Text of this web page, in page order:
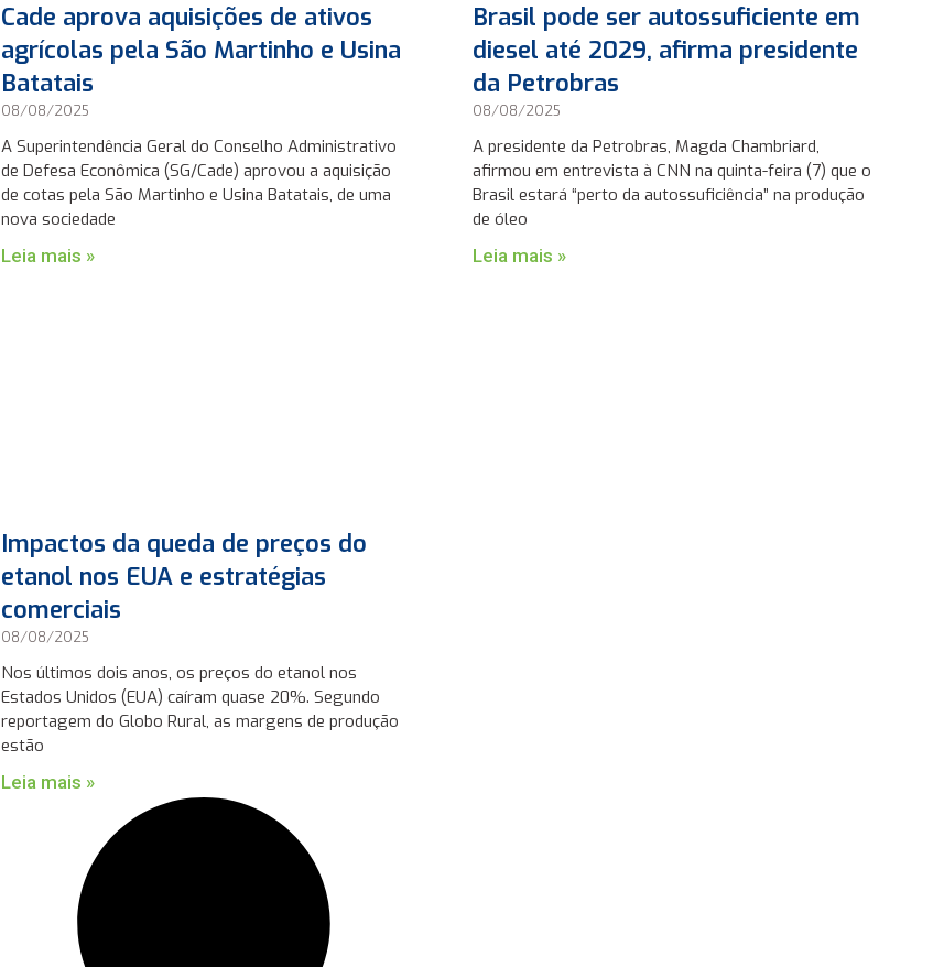
Cade aprova aquisições de ativos
agrícolas pela São Martinho e Usina
Batatais
08/08/2025
A Superintendência Geral do Conselho Administrativo
de Defesa Econômica (SG/Cade) aprovou a aquisição
de cotas pela São Martinho e Usina Batatais, de uma
nova sociedade
Leia mais »
Brasil pode ser autossuficiente em
diesel até 2029, afirma presidente
da Petrobras
08/08/2025
A presidente da Petrobras, Magda Chambriard,
afirmou em entrevista à CNN na quinta-feira (7) que o
Brasil estará “perto da autossuficiência” na produção
de óleo
Leia mais »
Impactos da queda de preços do
etanol nos EUA e estratégias
comerciais
08/08/2025
Nos últimos dois anos, os preços do etanol nos
Estados Unidos (EUA) caíram quase 20%. Segundo
reportagem do Globo Rural, as margens de produção
estão
Leia mais »